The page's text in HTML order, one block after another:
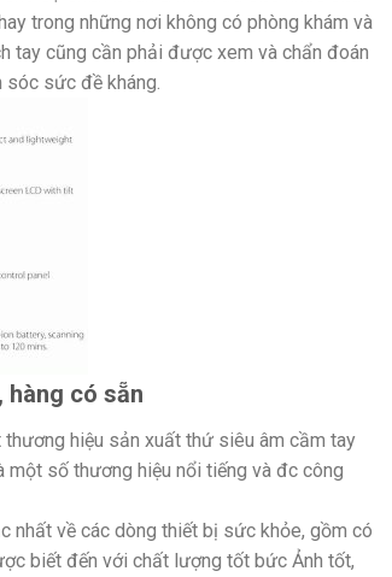
trong những nơi không có phòng khám và
tay cũng cần phải được xem và chẩn đoán
sức đề kháng.
hàng có sẵn
hiệu sản xuất thứ siêu âm cầm tay
số thương hiệu nổi tiếng và đc công
nhất về các dòng thiết bị sức khỏe, gồm có
biết đến với chất lượng tốt bức Ảnh tốt,